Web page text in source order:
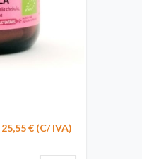
25,55 € (C/ IVA)